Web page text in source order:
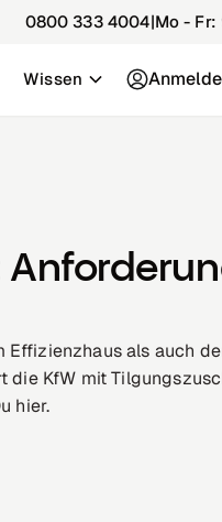
0800 333 4004|Mo - Fr:
Wissen
als auch
KfW mit
hier.